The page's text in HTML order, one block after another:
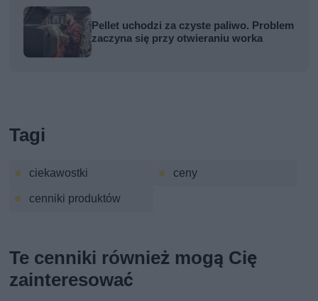
Pellet uchodzi za czyste paliwo. Problem
zaczyna się przy otwieraniu worka
Tagi
ciekawostki
ceny
cenniki produktów
Te cenniki również mogą Cię
zainteresować